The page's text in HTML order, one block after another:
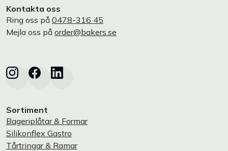
Kontakta oss
Ring oss på 0478-316 45
Mejla oss på order@bakers.se
Sortiment
Bageriplåtar & Formar
Silikonflex Gastro
Tårtringar & Ramar